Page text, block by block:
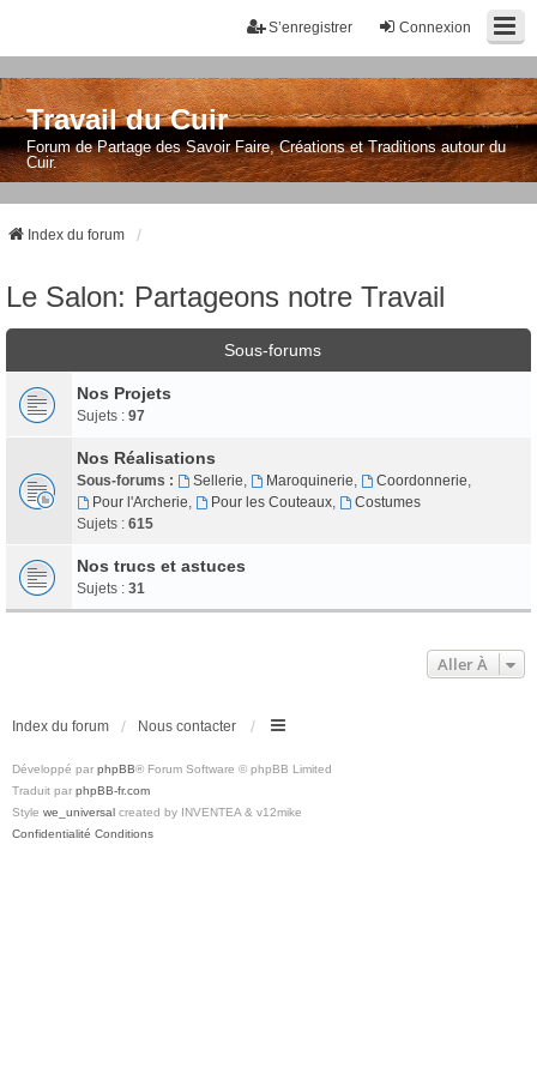
Connexion
S’enregistrer
Travail du Cuir
Forum de Partage des Savoir Faire, Créations et Traditions autour du
Cuir.
Index du forum
Le Salon: Partageons notre Travail
Sous-forums
Nos Projets
Sujets : 97
Nos Réalisations
Sous-forums : Sellerie Maroquinerie Coordonnerie
Pour l'Archerie
Pour les Couteaux,
Costumes
Sujets : 615
Nos trucs et astuces
Sujets : 31
Aller À
Index du forum Nous contacter
Développé par phpBB® Forum Software © phpBB Limited
Traduit par phpBB-fr.com
Style we_universal created by INVENTEA & v12mike
Confidentialité Conditions